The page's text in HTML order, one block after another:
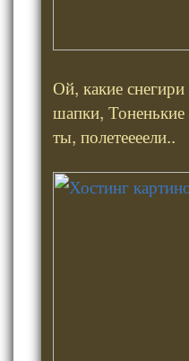
Ой, какие
шапки,
ты, полетеееели..